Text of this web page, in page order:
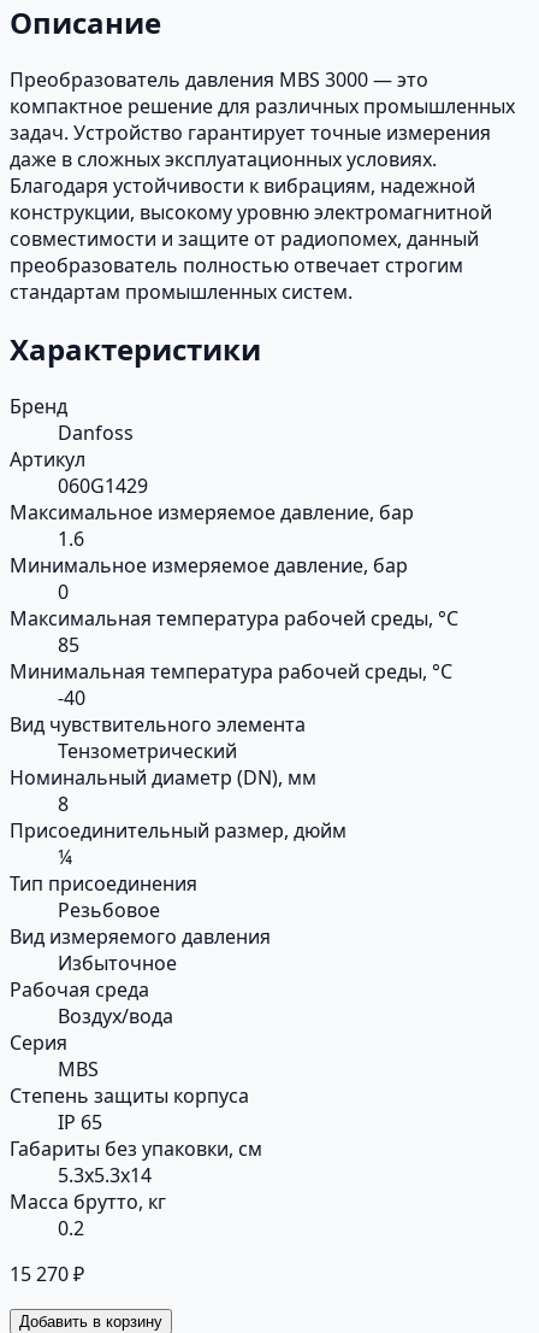
Описание
Преобразователь давления MBS 3000 — это
компактное решение для различных промышленных
задач. Устройство гарантирует точные измерения
даже в сложных эксплуатационных условиях.
Благодаря устойчивости к вибрациям, надежной
конструкции, высокому уровню электромагнитной
совместимости и защите от радиопомех, данный
преобразователь полностью отвечает строгим
стандартам промышленных систем.
Характеристики
Бренд
Danfoss
Артикул
060G1429
Максимальное измеряемое давление, бар
1.6
Минимальное измеряемое давление, бар
0
Максимальная температура рабочей среды, °С
85
Минимальная температура рабочей среды, °С
-40
Вид чувствительного элемента
Тензометрический
Номинальный диаметр (DN), мм
8
Присоединительный размер, дюйм
¼
Тип присоединения
Резьбовое
Вид измеряемого давления
Избыточное
Рабочая среда
Воздух/вода
Серия
MBS
Степень защиты корпуса
IP 65
Габариты без упаковки, см
5.3x5.3x14
Масса брутто, кг
0.2
15 270 ₽
Добавить в корзину